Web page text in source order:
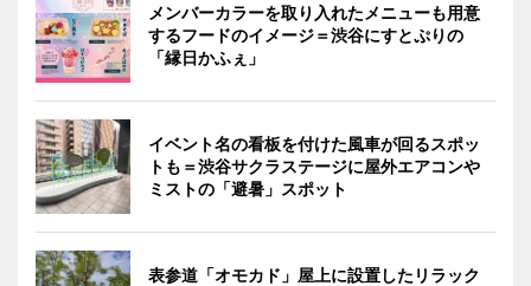
メンバーカラーを取り入れたメニューも用意
するフードのイメージ＝渋谷にすとぷりの
「縁日かふぇ」
イベント名の看板を付けた風車が回るスポッ
トも＝渋谷サクラステージに屋外エアコンや
ミストの「避暑」スポット
表参道「オモカド」屋上に設置したリラック